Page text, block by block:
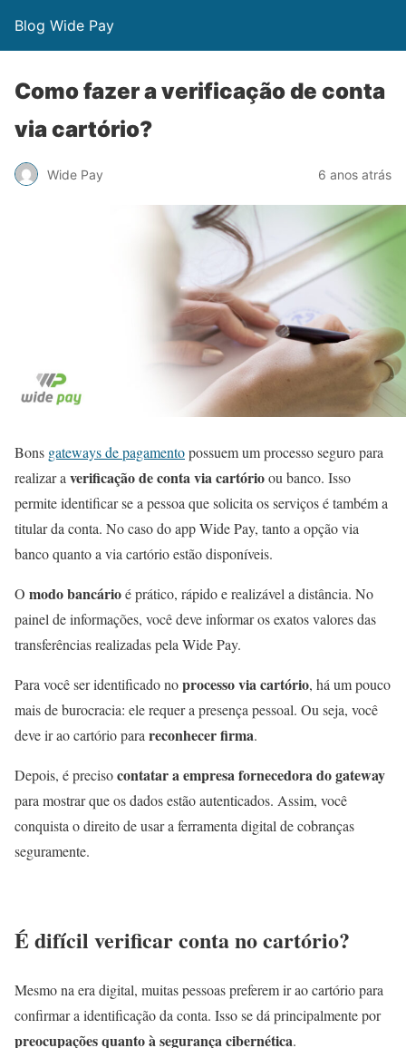
Blog Wide Pay
Como fazer a verificação de conta
via cartório?
Wide Pay 6 anos atrás
Bons gateways de pagamentopossuem um processo seguro para
realizar a verificação de conta via cartórioou banco. Isso
permite identificar se a pessoa que solicita os serviços é também a
titular da conta. No caso do app Wide Pay, tanto a opção via
banco quanto a via cartório estão disponíveis.
O modo bancárioé prático, rápido e realizável a distância. No
painel de informações, você deve informar os exatos valores das
transferências realizadas pela Wide Pay.
Para você ser identificado noprocesso via cartório, há um pouco
mais de burocracia: ele requer a presença pessoal. Ou seja, você
deve ir ao cartório para reconhecer firma.
Depois, é precisocontatar a empresa fornecedora do gateway
para mostrar que os dados estão autenticados. Assim, você
conquista o direito de usar a ferramenta digital de cobranças
seguramente.
É difícil verificar conta no cartório?
Mesmo na era digital, muitas pessoas preferem ir ao cartório para
confirmar a identificação da conta. Isso se dá principalmente por
preocupações quanto à segurança cibernética.